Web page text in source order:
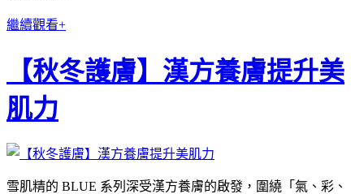
繼續觀看+
【秋冬護膚】漢方養膚提升美
肌力
雪肌精的 BLUE 系列深受漢方養膚的啟發，圍繞「氣、彩、